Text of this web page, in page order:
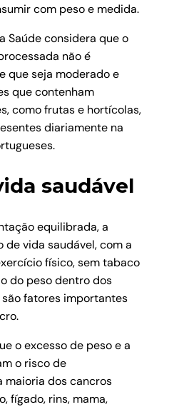
com peso e medida.
Saúde considera que o
não é
que seja moderado e
que contenham
como frutas e hortícolas,
diariamente na
saudável
equilibrada, a
de vida saudável, com a
físico, sem tabaco
do peso dentro dos
fatores importantes
o excesso de peso e a
o risco de
maioria dos cancros
fígado, rins, mama,